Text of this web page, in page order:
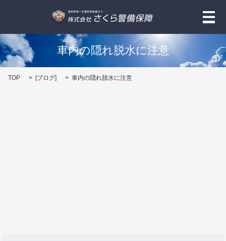
メ
車内の隠れ脱水に注意
TOP [ブログ] 車内の隠れ脱水に注意